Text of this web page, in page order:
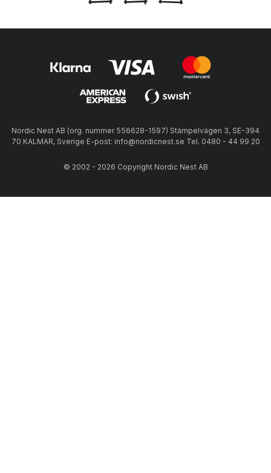
Nordic Nest AB (org. nummer 556628-1597) Stämpelvägen 3, SE-394
70 KALMAR, Sverige E-post: info@nordicnest.se Tel. 0480 - 44 99 20
© 2002 - 2026 Copyright Nordic Nest AB